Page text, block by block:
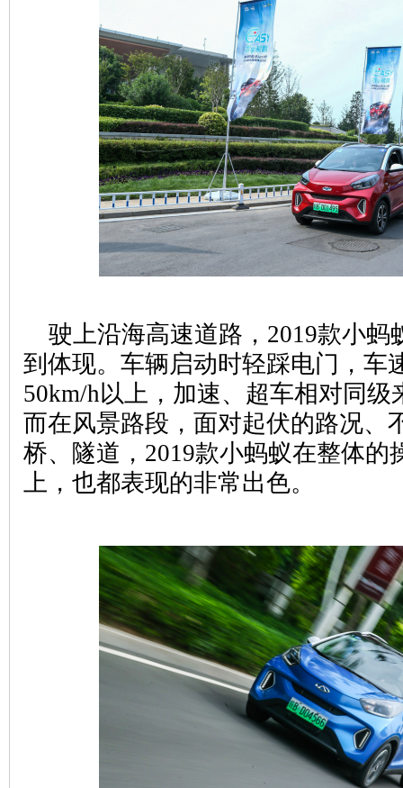
驶上沿海高速道路，2019款小蚂
到体现。车辆启动时轻踩电门，车
50km/h以上，加速、超车相对同级
而在风景路段，面对起伏的路况、
桥、隧道，2019款小蚂蚁在整体的
上，也都表现的非常出色。